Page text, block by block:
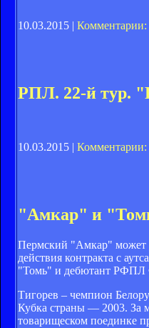
10.03.2015 | Комментарии:
РПЛ. 22-й тур.
10.03.2015 | Комментарии:
"Амкар" и
Пермский "Амкар" может
действия контракта с
"Томь" и дебютант РФПЛ
Тигорев – чемпион
Кубка страны — 2003. За
товарищеском поединке